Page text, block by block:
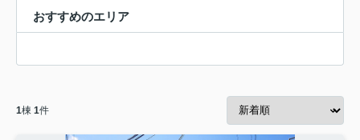
おすすめのエリア
1棟 1件